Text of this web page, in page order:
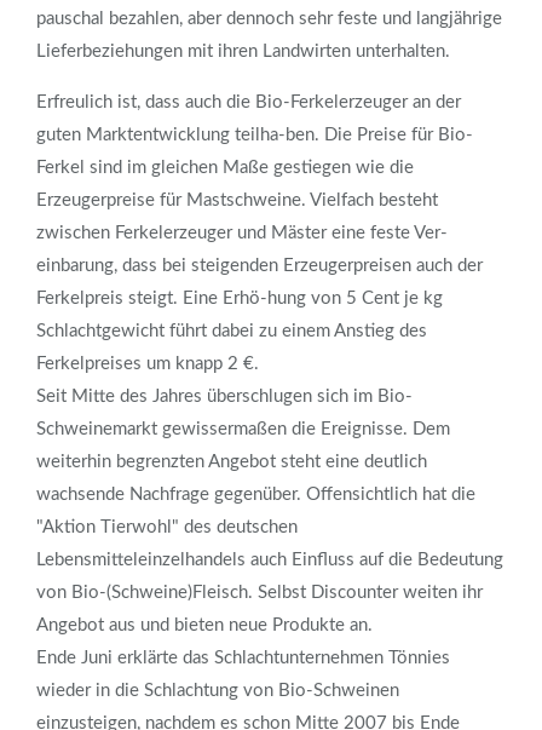
pauschal bezahlen, aber dennoch sehr feste und langjährige
Lieferbeziehungen mit ihren Landwirten unterhalten.
Erfreulich ist, dass auch die Bio-Ferkelerzeuger an der
guten Marktentwicklung teilha-ben. Die Preise für Bio-
Ferkel sind im gleichen Maße gestiegen wie die
Erzeugerpreise für Mastschweine. Vielfach besteht
zwischen Ferkelerzeuger und Mäster eine feste Ver-
einbarung, dass bei steigenden Erzeugerpreisen auch der
Ferkelpreis steigt. Eine Erhö-hung von 5 Cent je kg
Schlachtgewicht führt dabei zu einem Anstieg des
Ferkelpreises um knapp 2 €.
Seit Mitte des Jahres überschlugen sich im Bio-
Schweinemarkt gewissermaßen die Ereignisse. Dem
weiterhin begrenzten Angebot steht eine deutlich
wachsende Nachfrage gegenüber. Offensichtlich hat die
"Aktion Tierwohl" des deutschen
Lebensmitteleinzelhandels auch Einfluss auf die Bedeutung
von Bio-(Schweine)Fleisch. Selbst Discounter weiten ihr
Angebot aus und bieten neue Produkte an.
Ende Juni erklärte das Schlachtunternehmen Tönnies
wieder in die Schlachtung von Bio-Schweinen
einzusteigen, nachdem es schon Mitte 2007 bis Ende